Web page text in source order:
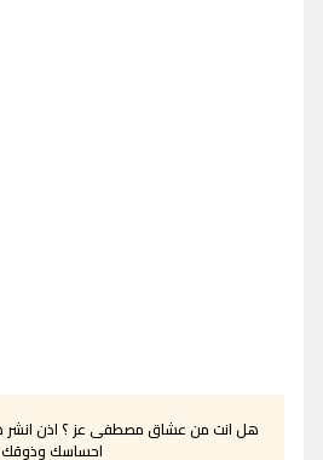
هل انت من عشاق مصطفى عز ؟ اذن انشر
احساسك وذوقك